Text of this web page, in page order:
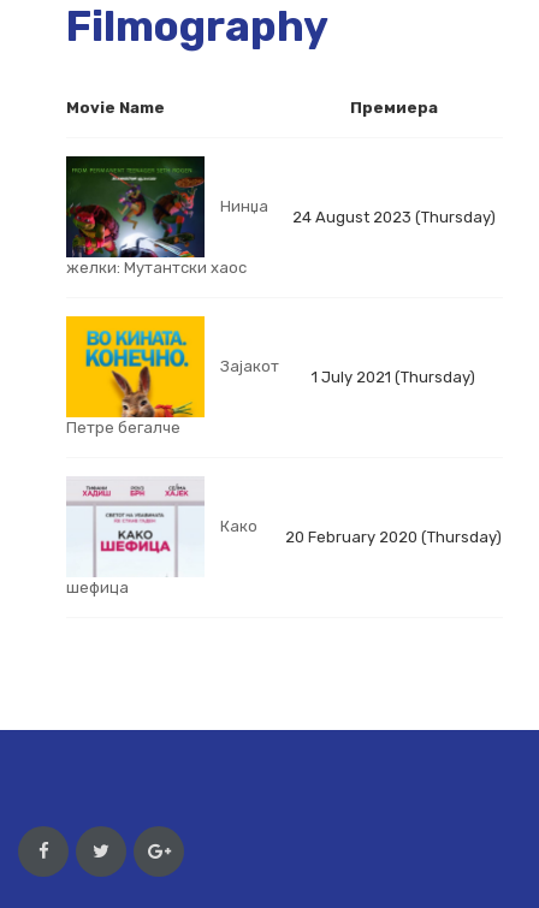
Filmography
Movie Name Премиера
Нинџа
желки: Мутантски хаос
24 August 2023 (Thursday)
Зајакот
Петре бегалче
1 July 2021 (Thursday)
Како
шефица
20 February 2020 (Thursday)